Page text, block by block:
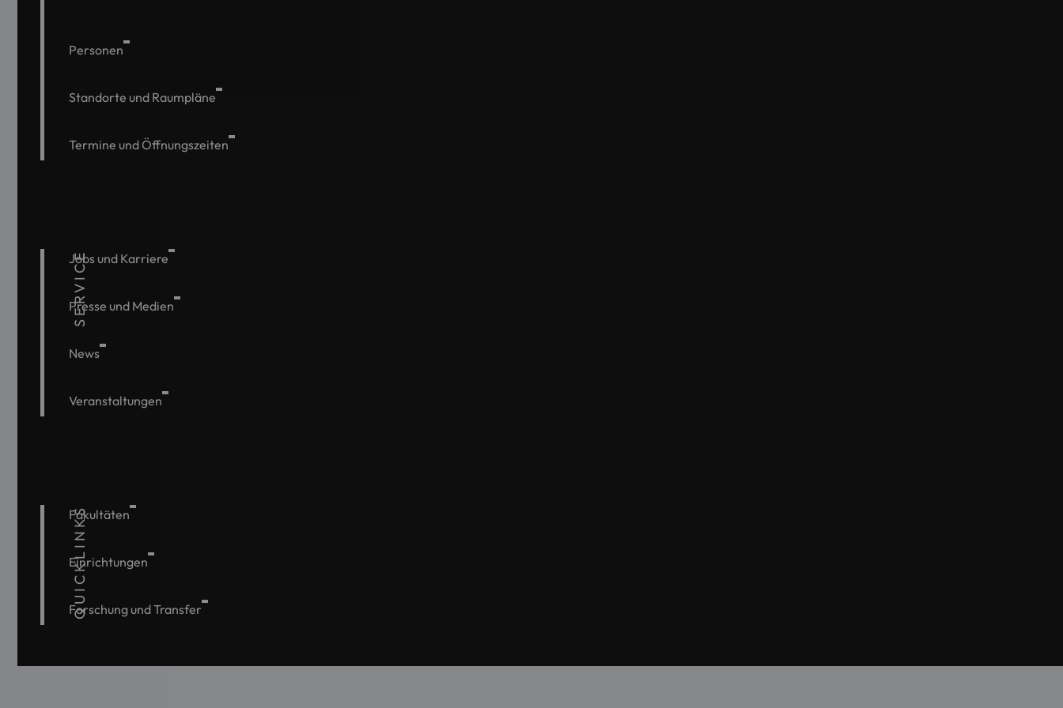
Personen
Standorte und Raumpläne
Termine und Öffnungszeiten
SERVICE
Jobs und Karriere
Presse und Medien
News
Veranstaltungen
QUICKLINKS
Fakultäten
Einrichtungen
Forschung und Transfer